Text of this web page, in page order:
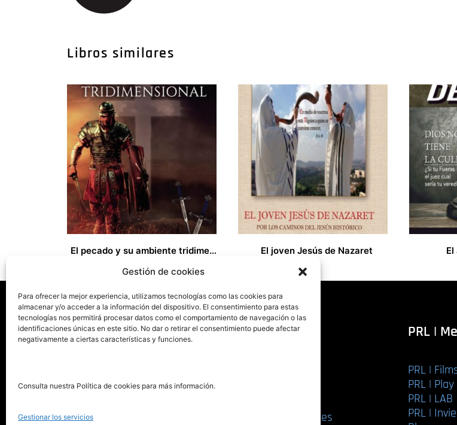
Gestión de cookies
Para ofrecer la mejor experiencia, utilizamos tecnologías como las cookies para
almacenar y/o acceder a la información del dispositivo. El consentimiento para estas
tecnologías nos permitirá procesar datos como el comportamiento de navegación o las
identificaciones únicas en este sitio. No dar o retirar el consentimiento puede afectar
negativamente a ciertas características y funciones.
Consulta nuestra Política de cookies para más información.
Gestionar los servicios
Libros similares
El pecado y su ambiente tridimensional El joven Jesús de Nazaret
pionero de autoedición
911 413 306
La editorial
Servicios editoriales
PRL |
PRL |
PRL | Play
PRL | LAB
PRL |